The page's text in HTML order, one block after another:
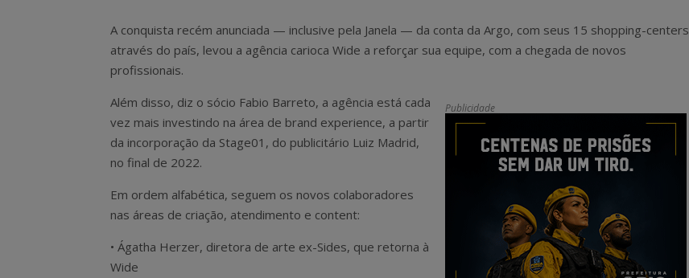
A conquista recém anunciada — inclusive pela Janela — da conta da Argo, com seus 15 shopping-centers
através do país, levou a agência carioca Wide a reforçar sua equipe, com a chegada de novos
profissionais.
Publicidade
Além disso, diz o sócio Fabio Barreto, a agência está cada
vez mais investindo na área de brand experience, a partir
da incorporação da Stage01, do publicitário Luiz Madrid,
no final de 2022.
Em ordem alfabética, seguem os novos colaboradores
nas áreas de criação, atendimento e content:
• Ágatha Herzer, diretora de arte ex-Sides, que retorna à
Wide